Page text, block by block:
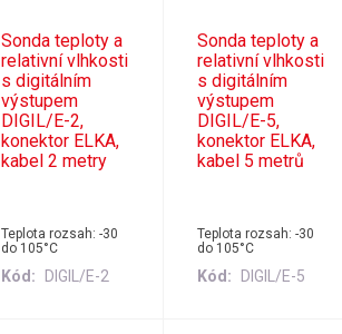
Sonda teploty a
relativní vlhkosti
s digitálním
výstupem
DIGIL/E-2,
konektor ELKA,
kabel 2 metry
Teplota rozsah: -30
do 105°C
Kód DIGIL/E-2
Sonda teploty a
relativní vlhkosti
s digitálním
výstupem
DIGIL/E-5,
konektor ELKA,
kabel 5 metrů
Teplota rozsah: -30
do 105°C
Kód DIGIL/E-5